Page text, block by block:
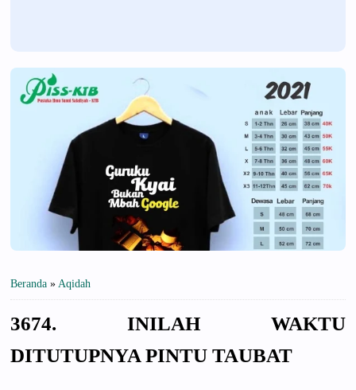
Beranda » Aqidah
3674. INILAH WAKTU
DITUTUPNYA PINTU TAUBAT